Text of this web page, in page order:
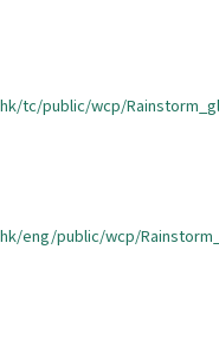
tc/public/wcp/
eng/public/wcp/